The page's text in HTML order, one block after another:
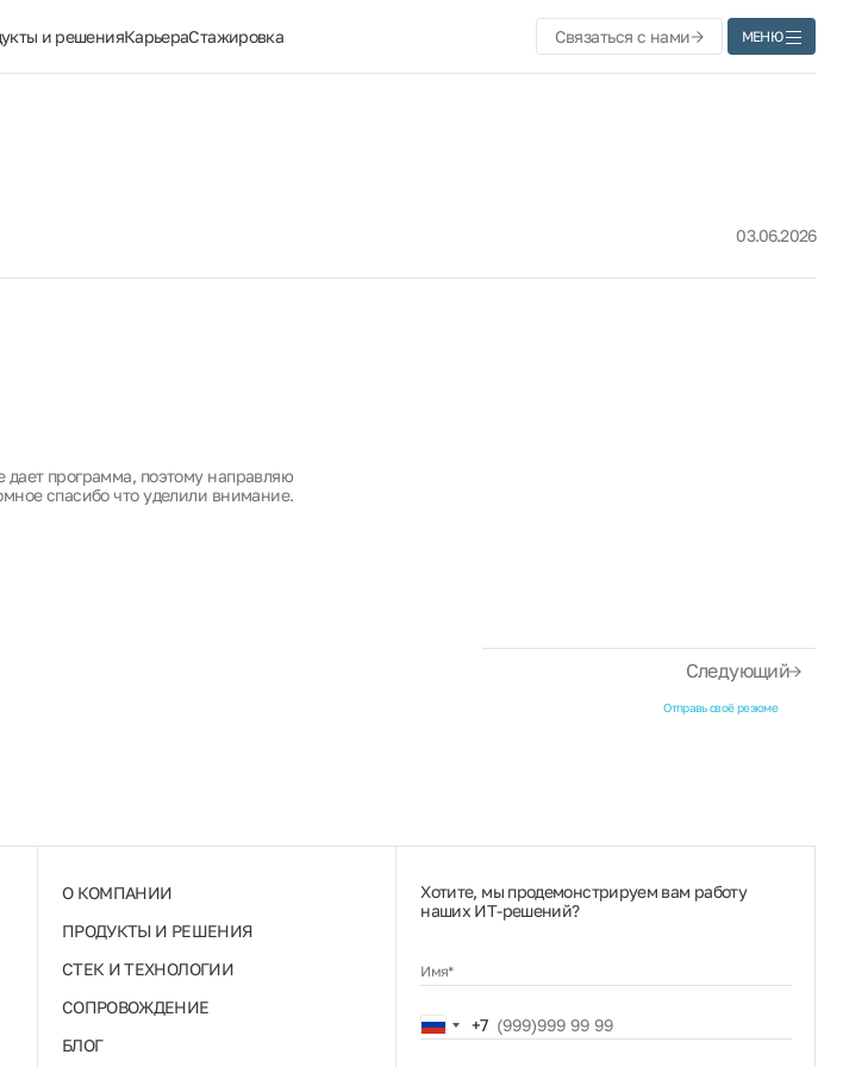
и решенияКарьераСтажировка Связаться с нами МЕНЮ
03.06.2026
программа, поэтому направляю
спасибо что уделили внимание.
Следующий
Отправь своё резюме
О КОМПАНИИ
ПРОДУКТЫ И РЕШЕНИЯ
СТЕК И ТЕХНОЛОГИИ
СОПРОВОЖДЕНИЕ
БЛОГ
Хотите, мы продемонстрируем вам работу
наших ИТ‑решений?
Имя*
Russia
+7